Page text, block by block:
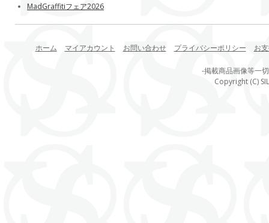
MadGraffitiフェア2026
ホーム マイアカウント お問い合わせ プライバシーポリシー お
-掲載商品画像等一
Copyright (C)